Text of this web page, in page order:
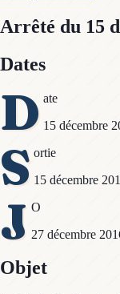
Arrêté du 15
Dates
D ate
15 décembre
S ortie
15 décembre
J O
27 décembre
Objet